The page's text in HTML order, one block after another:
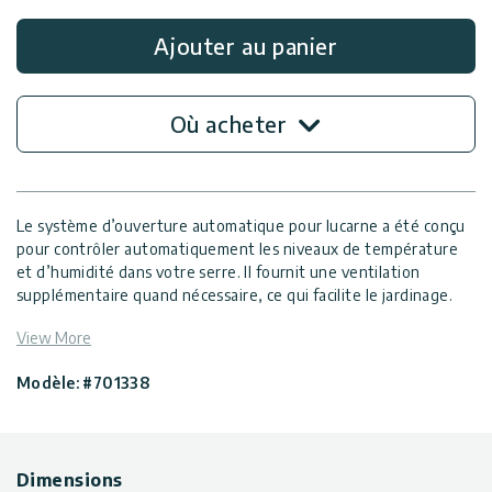
Ajouter au panier
Où acheter
Le système d’ouverture automatique pour lucarne a été conçu
pour contrôler automatiquement les niveaux de température
et d’humidité dans votre serre. Il fournit une ventilation
supplémentaire quand nécessaire, ce qui facilite le jardinage.
réchauffe, l’évent s’ouvre progressivement pour permettre le
optimale soit atteinte. Le bras d’ouverture a été conçu avec de
View More
Modèle: #701338
Dimensions